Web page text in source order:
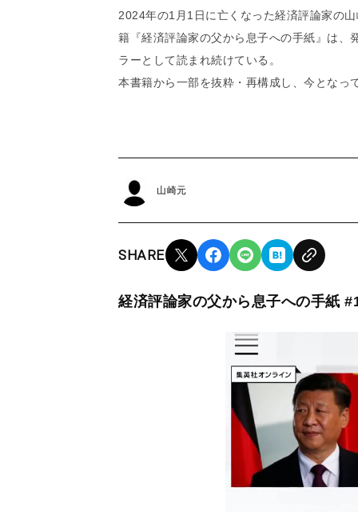
2024年の1月1日に亡くなった経済評論家の
籍『経済評論家の父から息子への手紙』は、
ラーとして読まれ続けている。
本書籍から一部を抜粋・再構成し、今となっ
山崎元
SHARE
経済評論家の父から息子への手紙